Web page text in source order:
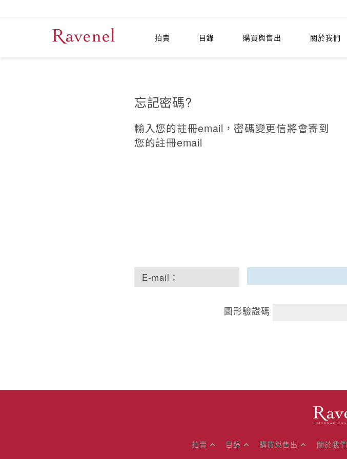
拍賣 目錄 購買與售出 關於我們
忘記密碼?
輸入您的註冊email，密碼變更信將會寄到
您的註冊email
E-mail：
圖形驗證碼
拍賣 目錄 購買與售出 關於我們